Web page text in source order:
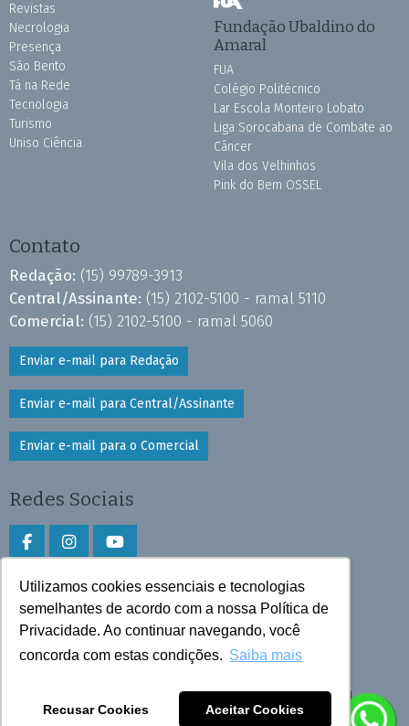
Utilizamos cookies essenciais e tecnologias
semelhantes de acordo com a nossa Política de
Privacidade. Ao continuar navegando, você
concorda com estas condições. Saiba mais
Recusar Cookies Aceitar Cookies
Revistas
Necrologia
Presença
São Bento
Tá na Rede
Tecnologia
Turismo
Uniso Ciência
Fundação Ubaldino do
Amaral
FUA
Colégio Politécnico
Lar Escola Monteiro Lobato
Liga Sorocabana de Combate ao
Câncer
Vila dos Velhinhos
Pink do Bem OSSEL
Contato
Redação: (15) 99789-3913
Central/Assinante: (15) 2102-5100 - ramal 5110
Comercial: (15) 2102-5100 - ramal 5060
Enviar e-mail para Redação
Enviar e-mail para Central/Assinante
Enviar e-mail para o Comercial
Redes Sociais
Faça download do aplicativo
Play Store e App Store
Todos os direitos reservados © 2025 Cruzeiro do Sul